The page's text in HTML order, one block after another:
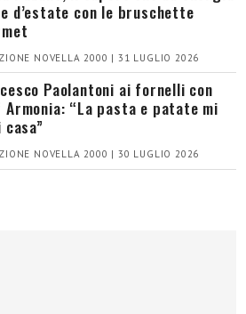
d’estate con le bruschette
NOVELLA 2000 | 31 LUGLIO 2026
Paolantoni ai fornelli con
Armonia: “La pasta e patate mi
NOVELLA 2000 | 30 LUGLIO 2026